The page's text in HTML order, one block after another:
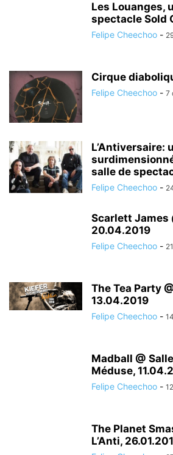
Les Louanges,
spectacle Sold
Felipe Cheechoo -
Cirque
Felipe Cheechoo - 7
L’Antiversaire:
salle de
Felipe Cheechoo -
Scarlett James
20.04.2019
Felipe Cheechoo -
The Tea Party
13.04.2019
Felipe Cheechoo -
Madball @
Méduse,
Felipe Cheechoo -
The Planet
L’Anti,